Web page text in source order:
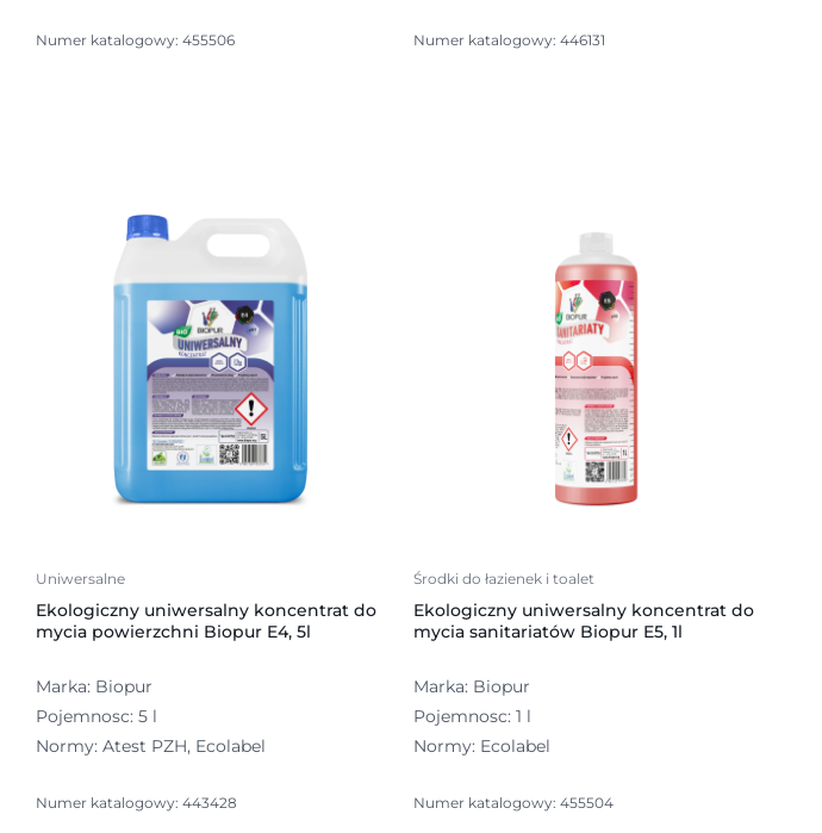
Numer katalogowy: 455506 Numer katalogowy: 446131
Uniwersalne
Ekologiczny uniwersalny koncentrat do
mycia powierzchni Biopur E4, 5l
Marka: Biopur
Pojemnosc: 5 l
Normy: Atest PZH, Ecolabel
Numer katalogowy: 443428
Środki do łazienek i toalet
Ekologiczny uniwersalny koncentrat do
mycia sanitariatów Biopur E5, 1l
Marka: Biopur
Pojemnosc: 1 l
Normy: Ecolabel
Numer katalogowy: 455504